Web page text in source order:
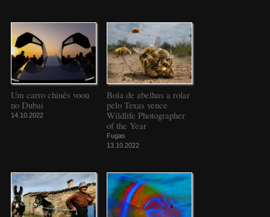
Um carro chinês voou
no Dubai
14.10.2022
Bola de abelhas a rolar
pelo Texas vence
Wildlife Photographer
of the Year
Fugas
13.10.2022